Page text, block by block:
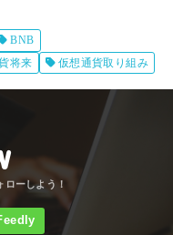
BNB
将来 仮想通貨取り組み